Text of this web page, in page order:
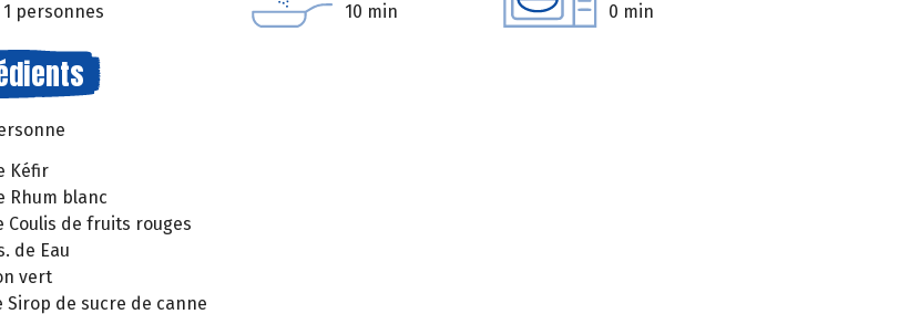
1 personnes 10 min 0 min
Kéfir
Rhum blanc
Coulis de fruits rouges
de Eau
vert
Sirop de sucre de canne